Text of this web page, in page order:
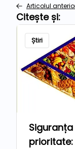
Articolul
Citește și:
Știri
prioritate: